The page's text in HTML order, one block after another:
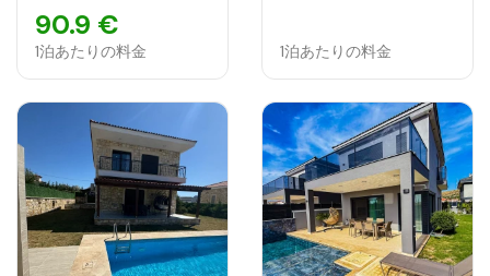
90.9 €
1泊あたりの料金 1泊あたりの料金